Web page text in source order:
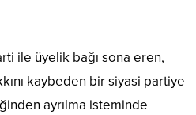
ile üyelik bağı sona eren,
kaybeden bir siyasi partiye
ayrılma isteminde